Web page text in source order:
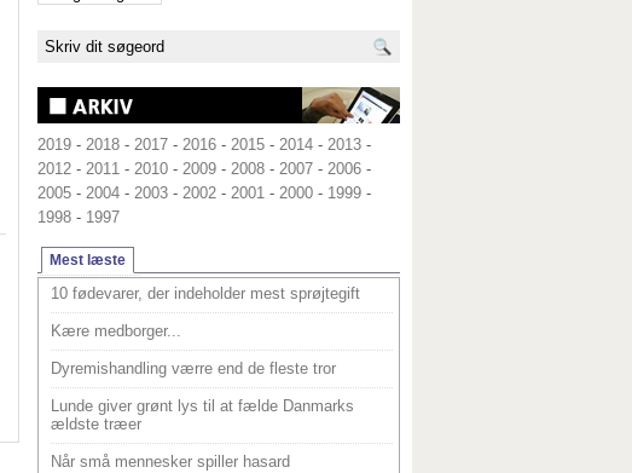
2019 - 2018 - 2017 - 2016 - 2015 - 2014 - 2013 -
2012 - 2011 - 2010 - 2009 - 2008 - 2007 - 2006 -
2005 - 2004 - 2003 - 2002 - 2001 - 2000 - 1999 -
1998 - 1997
Mest læste
10 fødevarer, der indeholder mest sprøjtegift
Kære medborger...
Dyremishandling værre end de fleste tror
Lunde giver grønt lys til at fælde Danmarks
ældste træer
Når små mennesker spiller hasard